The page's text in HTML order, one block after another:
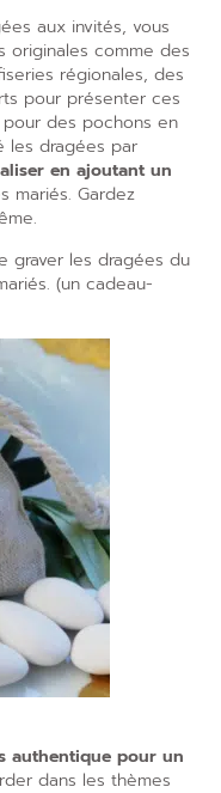
aux invités, vous
originales comme des
régionales, des
pour présenter ces
des pochons en
les dragées par
en ajoutant un
mariés. Gardez
graver les dragées du
(un cadeau-
authentique pour un
dans les thèmes